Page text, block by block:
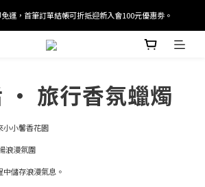
綁定電話號碼，即可獲得百元購物金2張。
運，首筆訂單結帳可折抵迎新入會100元優惠劵。
並綁定電話號碼，即可獲得百元購物金2張。
· 旅行香氛蠟燭
小小馨香花園
浪漫氛圍
儲存浪漫氣息。